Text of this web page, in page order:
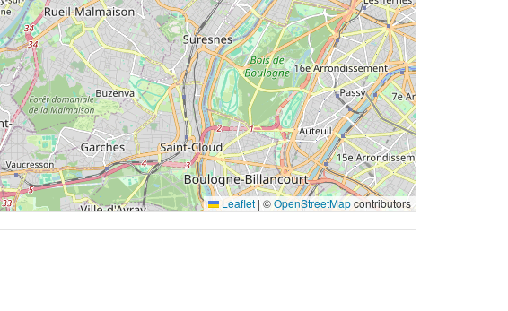
Leaflet | ©OpenStreetMapcontributors